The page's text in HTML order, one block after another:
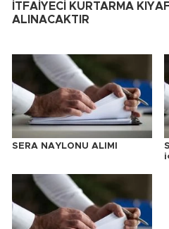
İTFAİYECİ KURTARMA
ALINACAKTIR
SERA NAYLONU ALIMI